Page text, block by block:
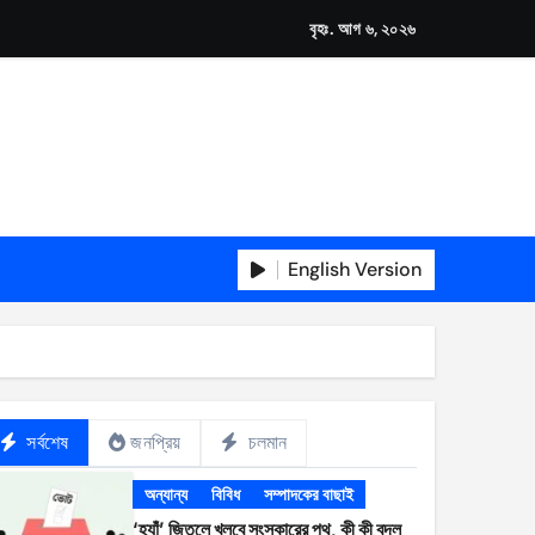
বৃহঃ. আগ ৬, ২০২৬
English Version
সর্বশেষ জনপ্রিয় চলমান
অন্যান্য বিবিধ সম্পাদকের বাছাই
‘হ্যাঁ’ জিতলে খুলবে সংস্কারের পথ, কী কী বদল